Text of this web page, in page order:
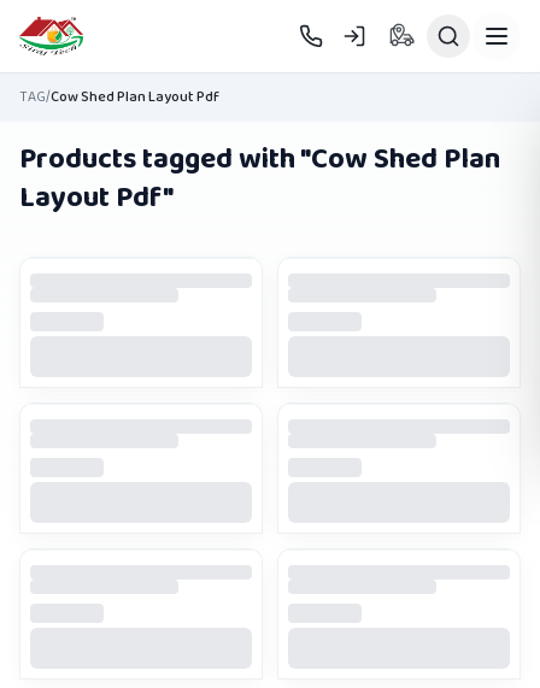
Skip to main content
TAG/Cow Shed Plan Layout Pdf
Products tagged with "Cow Shed Plan
Layout Pdf"